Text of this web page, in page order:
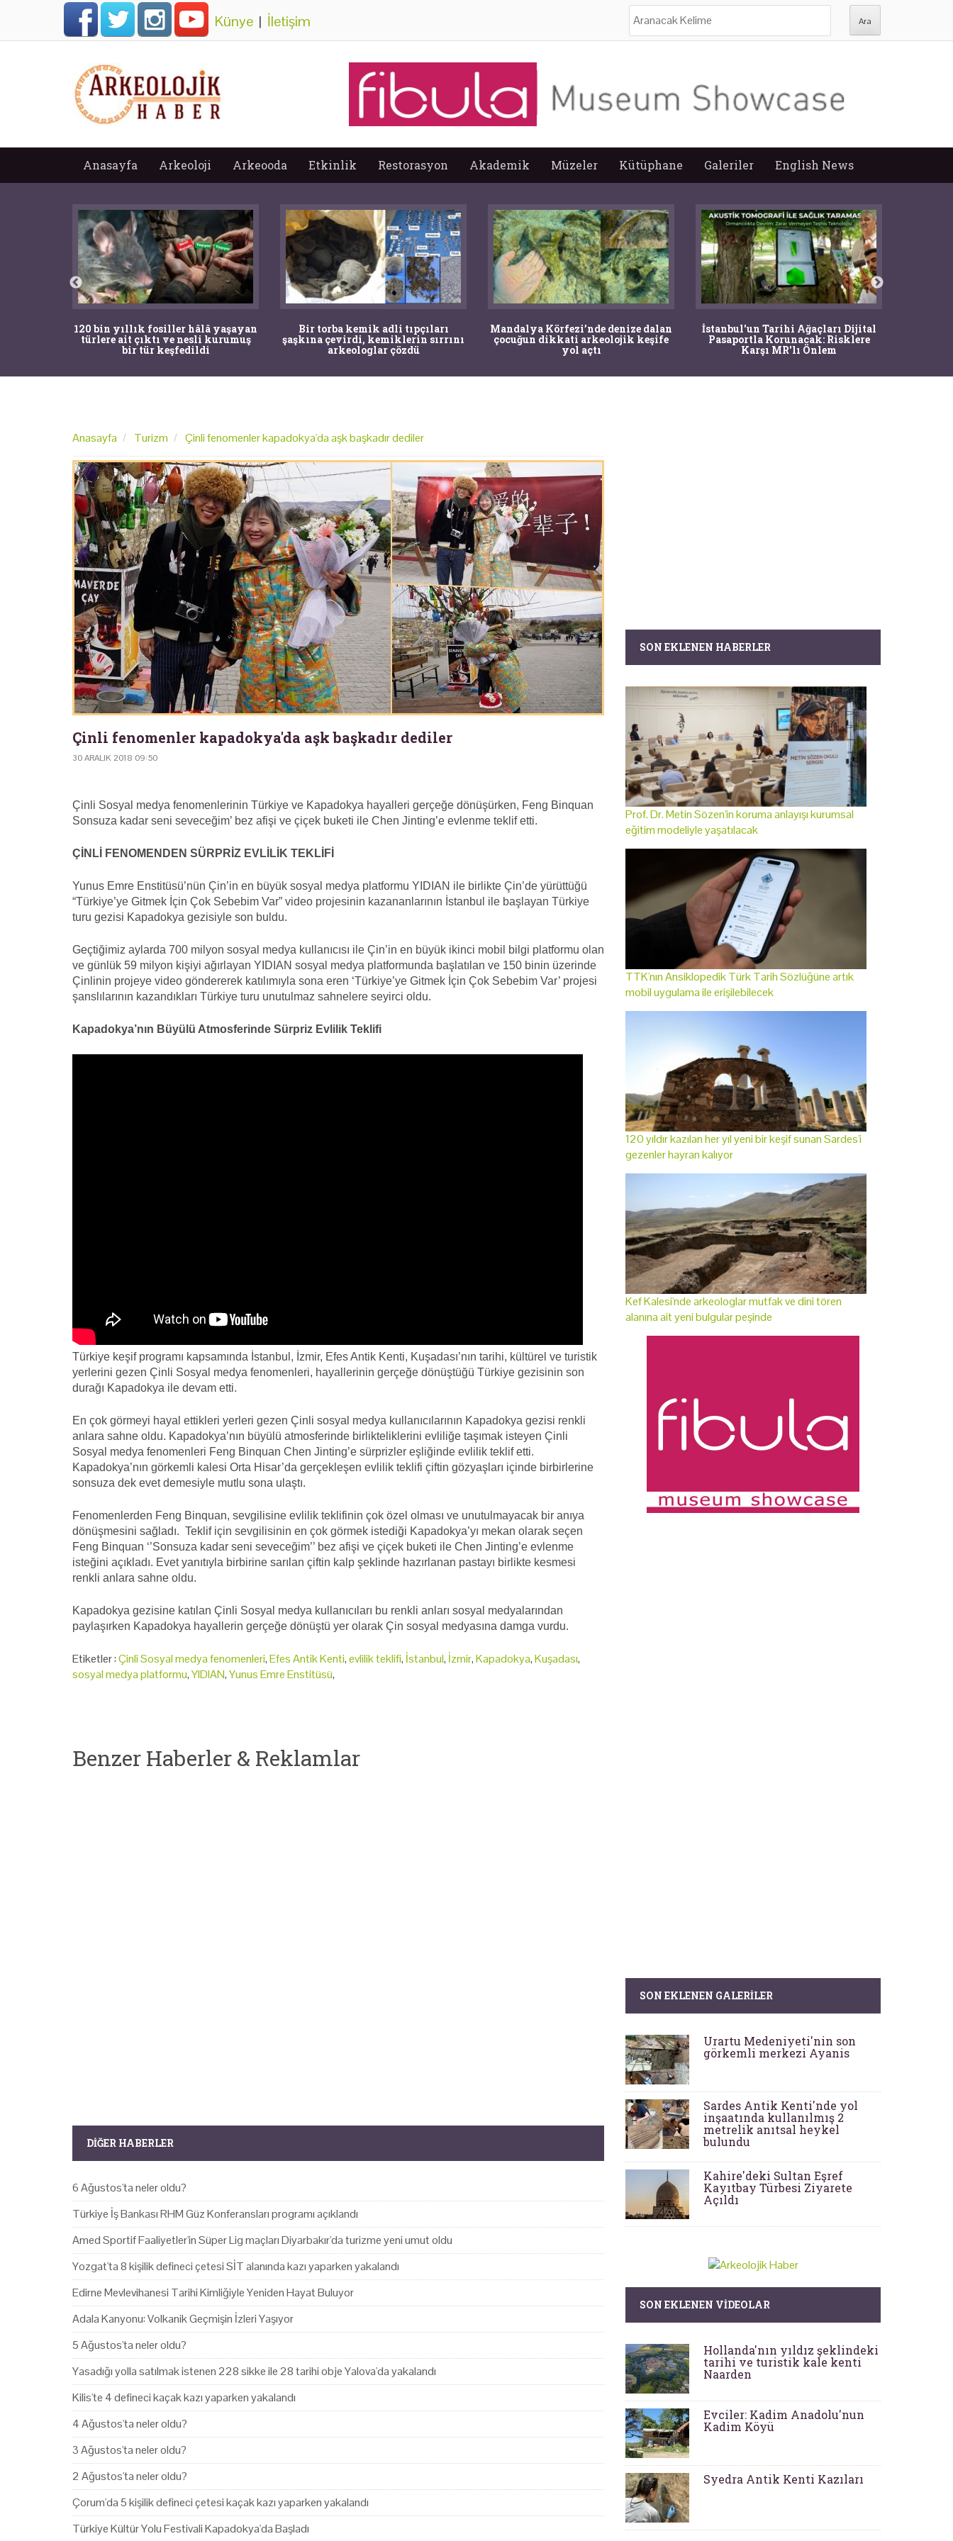
Künye | İletişim
Anasayfa Arkeoloji Arkeooda Etkinlik Restorasyon Akademik Müzeler Kütüphane Galeriler English News
120 bin yıllık fosiller hâlâ yaşayan
türlere ait çıktı ve nesli kurumuş
bir tür keşfedildi
Bir torba kemik adli tıpçıları
şaşkına çevirdi, kemiklerin sırrını
arkeologlar çözdü
Mandalya Körfezi’nde denize dalan
çocuğun dikkati arkeolojik keşife
yol açtı
İstanbul'un Tarihi Ağaçları Dijital
Pasaportla Korunacak: Risklere
Karşı MR'lı Önlem
Anasayfa Turizm Çinli fenomenler kapadokya'da aşk başkadır dediler
Çinli fenomenler kapadokya'da aşk başkadır dediler
30 ARALIK 2018 09:50
Çinli Sosyal medya fenomenlerinin Türkiye ve Kapadokya hayalleri gerçeğe dönüşürken, Feng Binquan
Sonsuza kadar seni seveceğim’ bez afişi ve çiçek buketi ile Chen Jinting’e evlenme teklif etti.
ÇİNLİ FENOMENDEN SÜRPRİZ EVLİLİK TEKLİFİ
Yunus Emre Enstitüsü’nün Çin’in en büyük sosyal medya platformu YIDIAN ile birlikte Çin’de yürüttüğü
“Türkiye’ye Gitmek İçin Çok Sebebim Var” video projesinin kazananlarının İstanbul ile başlayan Türkiye
turu gezisi Kapadokya gezisiyle son buldu.
Geçtiğimiz aylarda 700 milyon sosyal medya kullanıcısı ile Çin’in en büyük ikinci mobil bilgi platformu olan
ve günlük 59 milyon kişiyi ağırlayan YIDIAN sosyal medya platformunda başlatılan ve 150 binin üzerinde
Çinlinin projeye video göndererek katılımıyla sona eren ‘Türkiye’ye Gitmek İçin Çok Sebebim Var’ projesi
şanslılarının kazandıkları Türkiye turu unutulmaz sahnelere seyirci oldu.
Kapadokya’nın Büyülü Atmosferinde Sürpriz Evlilik Teklifi
Türkiye keşif programı kapsamında İstanbul, İzmir, Efes Antik Kenti, Kuşadası’nın tarihi, kültürel ve turistik
yerlerini gezen Çinli Sosyal medya fenomenleri, hayallerinin gerçeğe dönüştüğü Türkiye gezisinin son
durağı Kapadokya ile devam etti.
En çok görmeyi hayal ettikleri yerleri gezen Çinli sosyal medya kullanıcılarının Kapadokya gezisi renkli
anlara sahne oldu. Kapadokya’nın büyülü atmosferinde birlikteliklerini evliliğe taşımak isteyen Çinli
Sosyal medya fenomenleri Feng Binquan Chen Jinting’e sürprizler eşliğinde evlilik teklif etti.
Kapadokya’nın görkemli kalesi Orta Hisar’da gerçekleşen evlilik teklifi çiftin gözyaşları içinde birbirlerine
sonsuza dek evet demesiyle mutlu sona ulaştı.
Fenomenlerden Feng Binquan, sevgilisine evlilik teklifinin çok özel olması ve unutulmayacak bir anıya
dönüşmesini sağladı. Teklif için sevgilisinin en çok görmek istediği Kapadokya’yı mekan olarak seçen
Feng Binquan ‘’Sonsuza kadar seni seveceğim’’ bez afişi ve çiçek buketi ile Chen Jinting’e evlenme
isteğini açıkladı. Evet yanıtıyla birbirine sarılan çiftin kalp şeklinde hazırlanan pastayı birlikte kesmesi
renkli anlara sahne oldu.
Kapadokya gezisine katılan Çinli Sosyal medya kullanıcıları bu renkli anları sosyal medyalarından
paylaşırken Kapadokya hayallerin gerçeğe dönüştü yer olarak Çin sosyal medyasına damga vurdu.
Etiketler :Çinli Sosyal medya fenomenleri,Efes Antik Kenti,evlilik teklifi, İstanbul, İzmir,Kapadokya,Kuşadası,
sosyal medya platformu,YIDIAN,Yunus Emre Enstitüsü,
Benzer Haberler & Reklamlar
DIĞER HABERLER
6 Ağustos'ta neler oldu?
Türkiye İş Bankası RHM Güz Konferansları programı açıklandı
Amed Sportif Faaliyetler'in Süper Lig maçları Diyarbakır'da turizme yeni umut oldu
Yozgat'ta 8 kişilik defineci çetesi SİT alanında kazı yaparken yakalandı
Edirne Mevlevihanesi Tarihi Kimliğiyle Yeniden Hayat Buluyor
Adala Kanyonu: Volkanik Geçmişin İzleri Yaşıyor
5 Ağustos'ta neler oldu?
Yasadığı yolla satılmak istenen 228 sikke ile 28 tarihi obje Yalova'da yakalandı
Kilis'te 4 defineci kaçak kazı yaparken yakalandı
4 Ağustos'ta neler oldu?
3 Ağustos'ta neler oldu?
2 Ağustos'ta neler oldu?
Çorum'da 5 kişilik defineci çetesi kaçak kazı yaparken yakalandı
Türkiye Kültür Yolu Festivali Kapadokya'da Başladı
SON EKLENEN HABERLER
Prof. Dr. Metin Sözen'in koruma anlayışı kurumsal
eğitim modeliyle yaşatılacak
TTK'nın Ansiklopedik Türk Tarih Sözlüğüne artık
mobil uygulama ile erişilebilecek
120 yıldır kazılan her yıl yeni bir keşif sunan Sardes'i
gezenler hayran kalıyor
Kef Kalesi'nde arkeologlar mutfak ve dini tören
alanına ait yeni bulgular peşinde
SON EKLENEN GALERILER
Urartu Medeniyeti'nin son
görkemli merkezi Ayanis
Sardes Antik Kenti'nde yol
inşaatında kullanılmış 2
metrelik anıtsal heykel
bulundu
Kahire'deki Sultan Eşref
Kayıtbay Türbesi Ziyarete
Açıldı
SON EKLENEN VIDEOLAR
Hollanda'nın yıldız şeklindeki
tarihi ve turistik kale kenti
Naarden
Evciler: Kadim Anadolu'nun
Kadim Köyü
Syedra Antik Kenti Kazıları